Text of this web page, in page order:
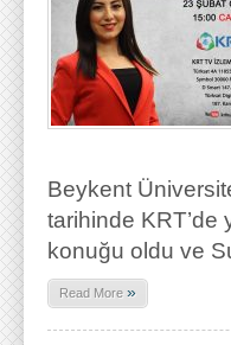
Beykent
tarihinde KRT’de
konuğu oldu ve
Read More »